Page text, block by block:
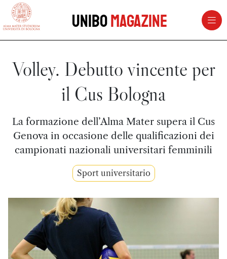
vai al contenuto della pagina
UniboMagazine
Volley. Debutto vincente per
il Cus Bologna
La formazione dell’Alma Mater supera il Cus
Genova in occasione delle qualificazioni dei
campionati nazionali universitari femminili
Sport universitario